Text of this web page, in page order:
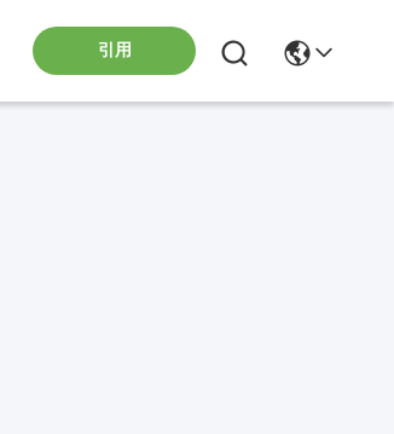
引用